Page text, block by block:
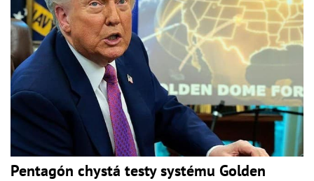
Pentagón chystá testy systému Golden